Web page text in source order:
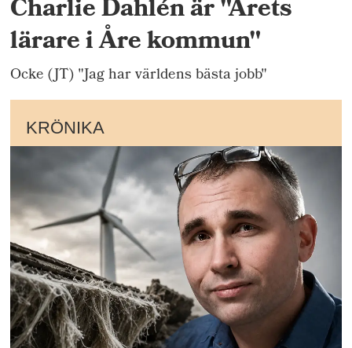
Charlie Dahlén är "Årets
lärare i Åre kommun"
Ocke (JT) "Jag har världens bästa jobb"
KRÖNIKA